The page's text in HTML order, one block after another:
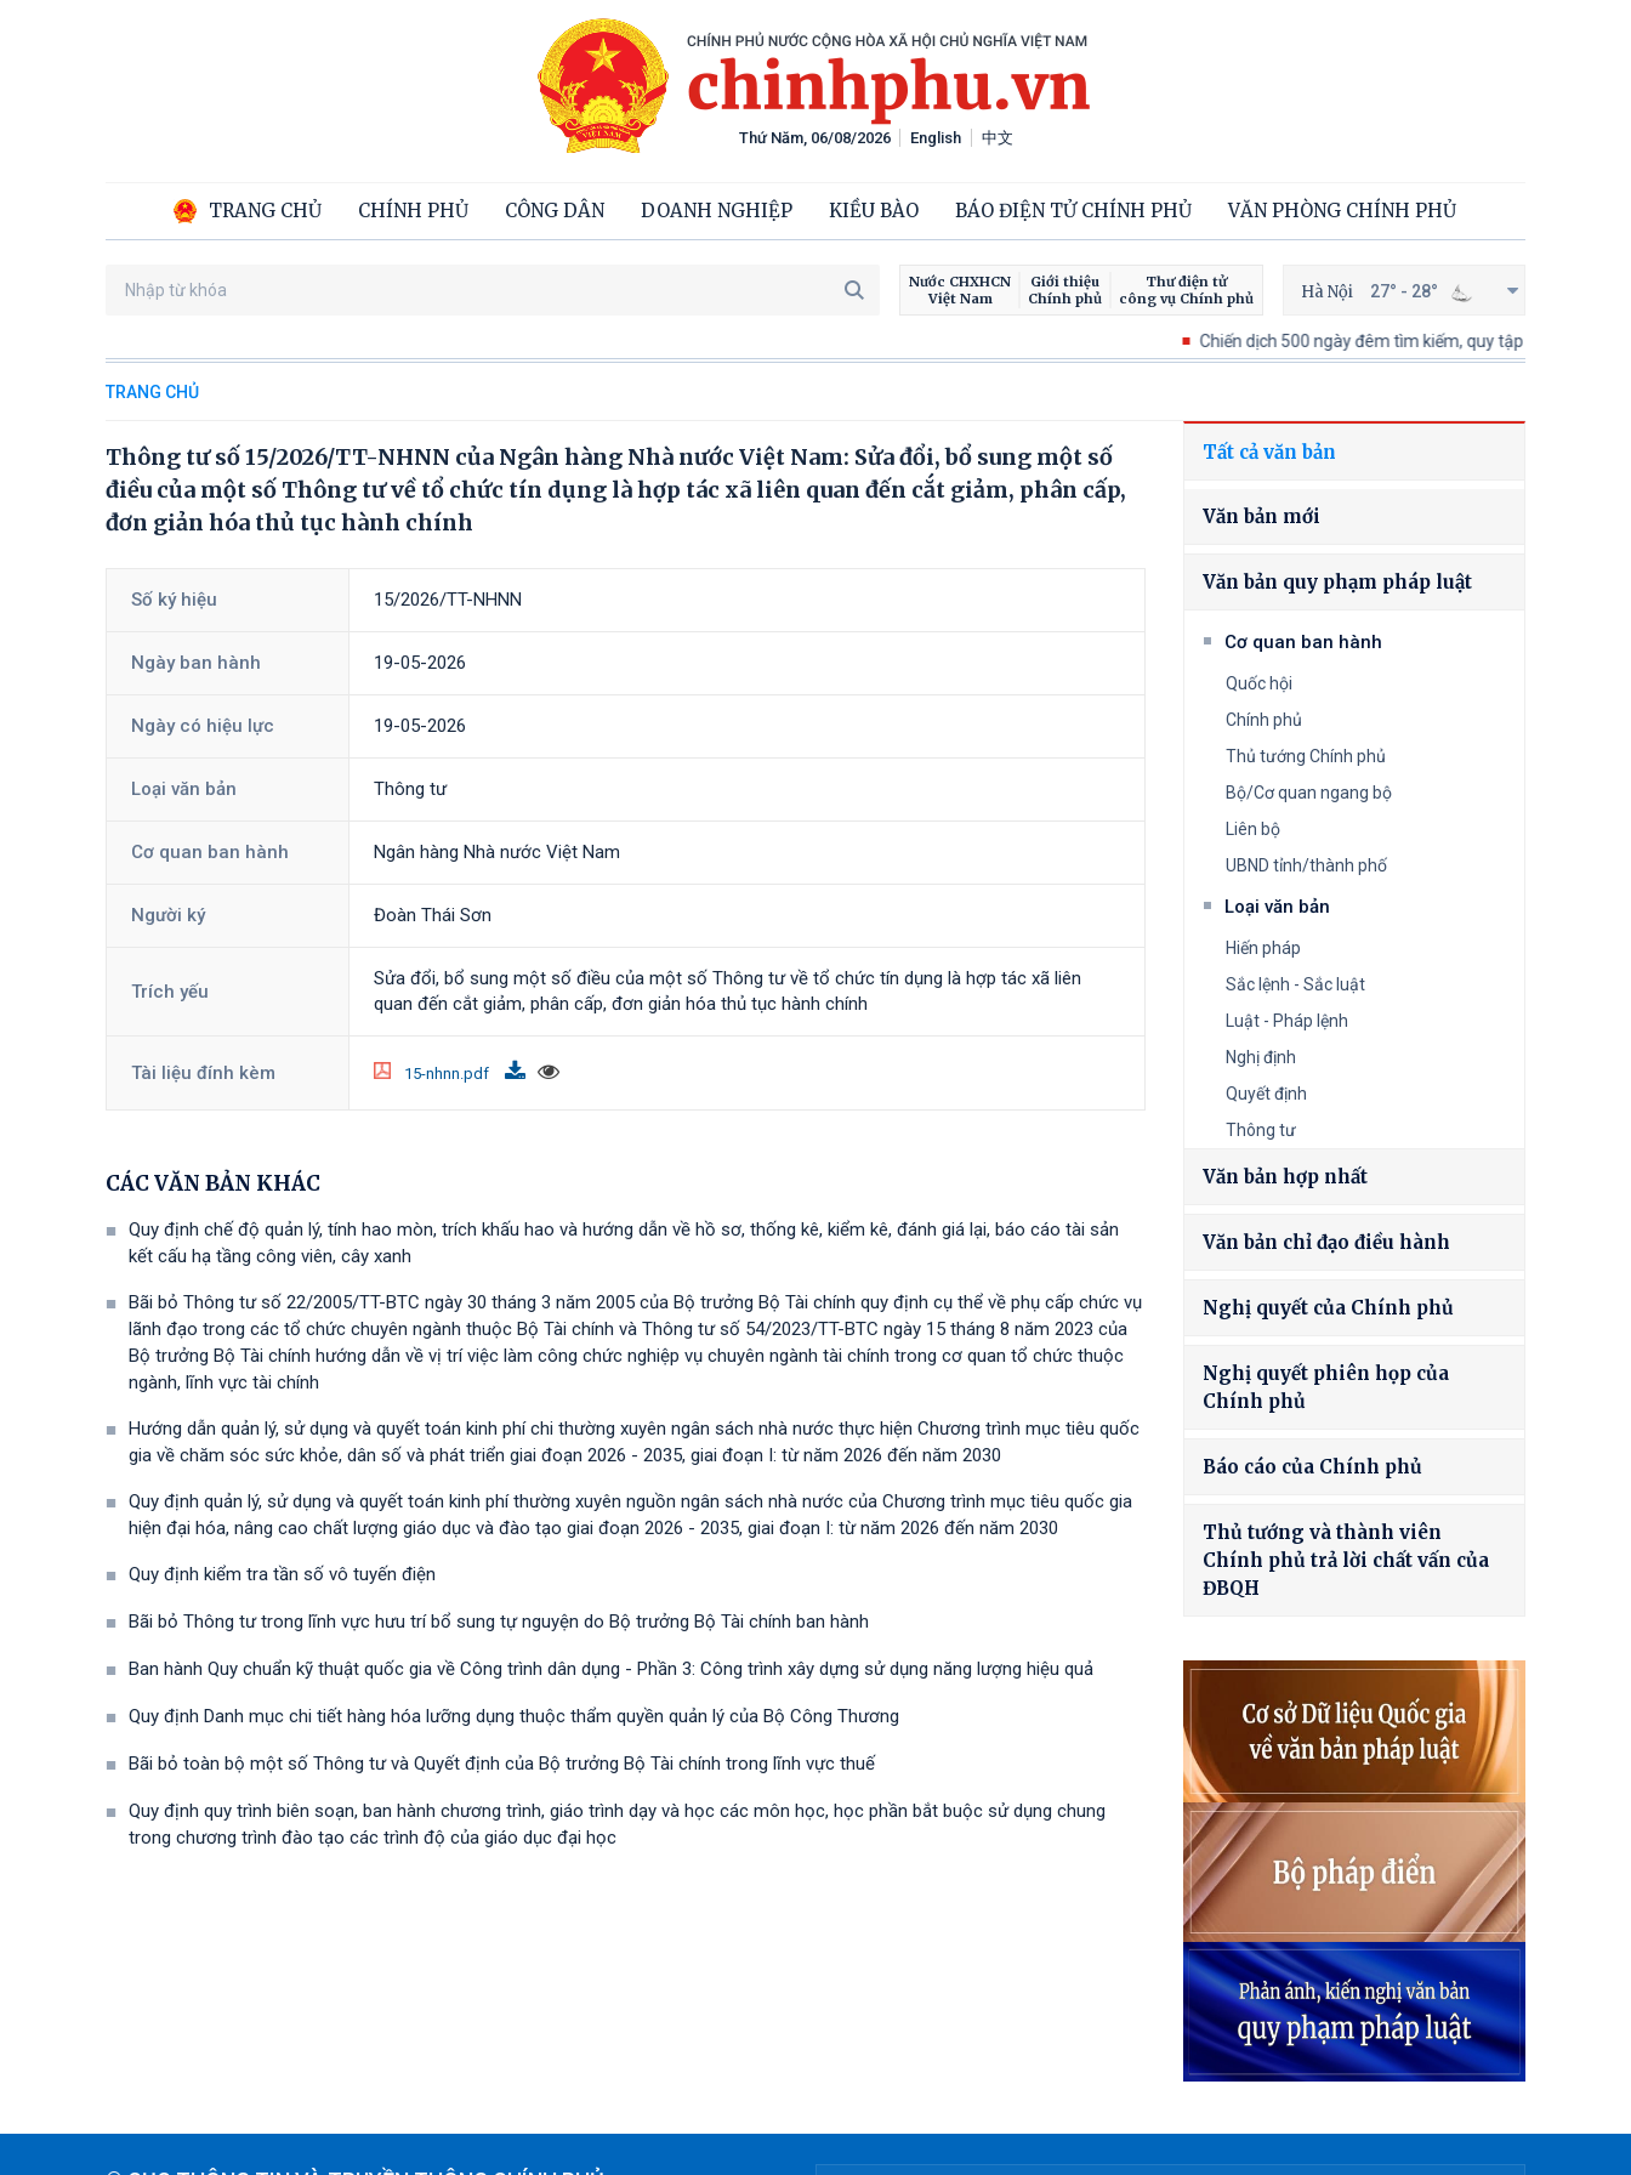
English 中文
TRANG CHỦ CHÍNH PHỦ CÔNG DÂN DOANH NGHIỆP KIỀU BÀO BÁO ĐIỆN TỬ CHÍNH PHỦ VĂN PHÒNG CHÍNH PHỦ
Thứ Năm, 06/08/2026
Nước CHXHCN
Việt Nam
Giới thiệu
Chính phủ
Thư điện tử
công vụ Chính phủ
Hà Nội 27° - 28°
Chiến dịch 500 ngày đêm tìm kiếm, quy tập và xác định danh
TRANG CHỦ
Thông tư số 15/2026/TT-NHNN của Ngân hàng Nhà nước Việt Nam: Sửa đổi, bổ sung một số
điều của một số Thông tư về tổ chức tín dụng là hợp tác xã liên quan đến cắt giảm, phân cấp,
đơn giản hóa thủ tục hành chính
Số ký hiệu 15/2026/TT-NHNN
Ngày ban hành 19-05-2026
Ngày có hiệu lực 19-05-2026
Loại văn bản Thông tư
Cơ quan ban hành Ngân hàng Nhà nước Việt Nam
Người ký Đoàn Thái Sơn
Trích yếu
Sửa đổi, bổ sung một số điều của một số Thông tư về tổ chức tín dụng là hợp tác xã liên
quan đến cắt giảm, phân cấp, đơn giản hóa thủ tục hành chính
Tài liệu đính kèm 15-nhnn.pdf
CÁC VĂN BẢN KHÁC
Quy định chế độ quản lý, tính hao mòn, trích khấu hao và hướng dẫn về hồ sơ, thống kê, kiểm kê, đánh giá lại, báo cáo tài sản
kết cấu hạ tầng công viên, cây xanh
Bãi bỏ Thông tư số 22/2005/TT-BTC ngày 30 tháng 3 năm 2005 của Bộ trưởng Bộ Tài chính quy định cụ thể về phụ cấp chức vụ
lãnh đạo trong các tổ chức chuyên ngành thuộc Bộ Tài chính và Thông tư số 54/2023/TT-BTС ngày 15 tháng 8 năm 2023 của
Bộ trưởng Bộ Tài chính hướng dẫn về vị trí việc làm công chức nghiệp vụ chuyên ngành tài chính trong cơ quan tổ chức thuộc
ngành, lĩnh vực tài chính
Hướng dẫn quản lý, sử dụng và quyết toán kinh phí chi thường xuyên ngân sách nhà nước thực hiện Chương trình mục tiêu quốc
gia về chăm sóc sức khỏe, dân số và phát triển giai đoạn 2026 - 2035, giai đoạn I: từ năm 2026 đến năm 2030
Quy định quản lý, sử dụng và quyết toán kinh phí thường xuyên nguồn ngân sách nhà nước của Chương trình mục tiêu quốc gia
hiện đại hóa, nâng cao chất lượng giáo dục và đào tạo giai đoạn 2026 - 2035, giai đoạn I: từ năm 2026 đến năm 2030
Quy định kiểm tra tần số vô tuyến điện
Bãi bỏ Thông tư trong lĩnh vực hưu trí bổ sung tự nguyện do Bộ trưởng Bộ Tài chính ban hành
Ban hành Quy chuẩn kỹ thuật quốc gia về Công trình dân dụng - Phần 3: Công trình xây dựng sử dụng năng lượng hiệu quả
Quy định Danh mục chi tiết hàng hóa lưỡng dụng thuộc thẩm quyền quản lý của Bộ Công Thương
Bãi bỏ toàn bộ một số Thông tư và Quyết định của Bộ trưởng Bộ Tài chính trong lĩnh vực thuế
Quy định quy trình biên soạn, ban hành chương trình, giáo trình dạy và học các môn học, học phần bắt buộc sử dụng chung
trong chương trình đào tạo các trình độ của giáo dục đại học
Tất cả văn bản
Văn bản mới
Văn bản quy phạm pháp luật
Cơ quan ban hành
Quốc hội
Chính phủ
Thủ tướng Chính phủ
Bộ/Cơ quan ngang bộ
Liên bộ
UBND tỉnh/thành phố
Loại văn bản
Hiến pháp
Sắc lệnh - Sắc luật
Luật - Pháp lệnh
Nghị định
Quyết định
Thông tư
Văn bản hợp nhất
Văn bản chỉ đạo điều hành
Nghị quyết của Chính phủ
Nghị quyết phiên họp của
Chính phủ
Báo cáo của Chính phủ
Thủ tướng và thành viên
Chính phủ trả lời chất vấn của
ĐBQH